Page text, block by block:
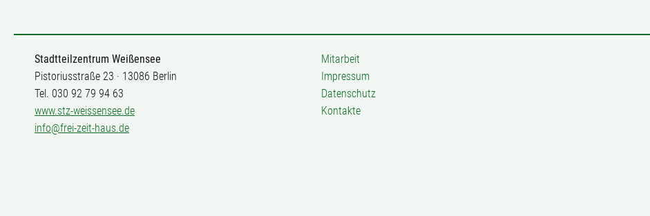
Stadtteilzentrum Weißensee
Pistoriusstraße 23 · 13086 Berlin
Tel. 030 92 79 94 63
www.stz-weissensee.de
info@frei-zeit-haus.de
Mitarbeit
Impressum
Datenschutz
Kontakte